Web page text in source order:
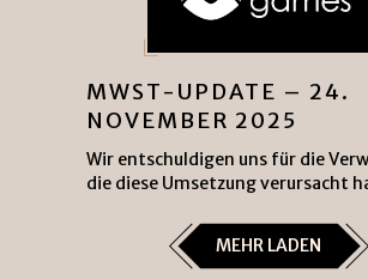
MWST-UPDATE – 24.
NOVEMBER 2025
Wir entschuldigen uns für die
die diese Umsetzung verursacht
MEHR LADEN